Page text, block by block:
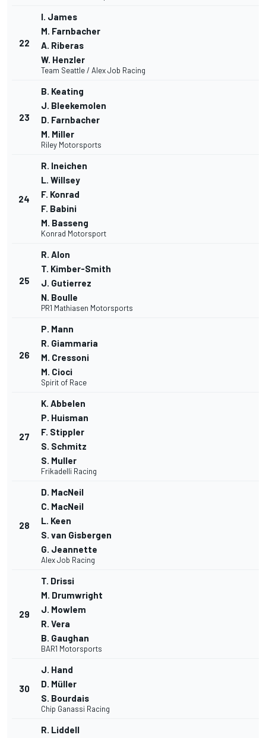
22
I. James
M. Farnbacher
A. Riberas
W. Henzler
Team Seattle / Alex Job Racing
23
B. Keating
J. Bleekemolen
D. Farnbacher
M. Miller
Riley Motorsports
24
R. Ineichen
L. Willsey
F. Konrad
F. Babini
M. Basseng
Konrad Motorsport
25
R. Alon
T. Kimber-Smith
J. Gutierrez
N. Boulle
PR1 Mathiasen Motorsports
26
P. Mann
R. Giammaria
M. Cressoni
M. Cioci
Spirit of Race
27
K. Abbelen
P. Huisman
F. Stippler
S. Schmitz
S. Muller
Frikadelli Racing
28
D. MacNeil
C. MacNeil
L. Keen
S. van Gisbergen
G. Jeannette
Alex Job Racing
29
T. Drissi
M. Drumwright
J. Mowlem
R. Vera
B. Gaughan
BAR1 Motorsports
30
J. Hand
D. Müller
S. Bourdais
Chip Ganassi Racing
R. Liddell